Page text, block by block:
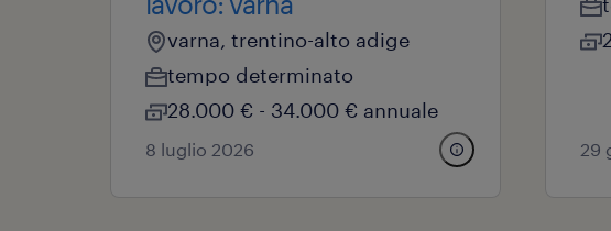
varna, trentino-alto adige
tempo determinato
28.000 € - 34.000 € annuale
8 luglio 2026 29